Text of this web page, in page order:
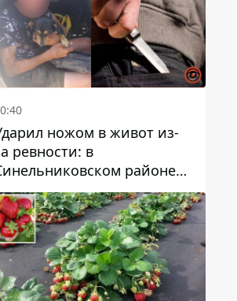
ножом в живот из-
ревности: в
районе
49-летнего
за убийство